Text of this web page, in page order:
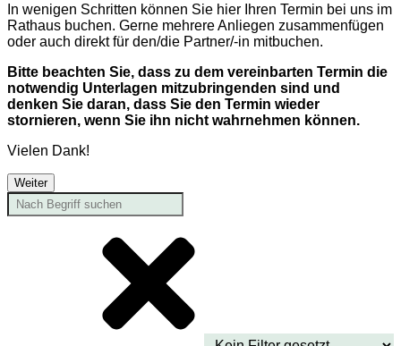
In wenigen Schritten können Sie hier Ihren Termin bei uns im
Rathaus buchen. Gerne mehrere Anliegen zusammenfügen
oder auch direkt für den/die Partner/-in mitbuchen.
Bitte beachten Sie, dass zu dem vereinbarten Termin die
notwendig Unterlagen mitzubringenden sind und
denken Sie daran, dass Sie den Termin wieder
stornieren, wenn Sie ihn nicht wahrnehmen können.
Vielen Dank!
Weiter